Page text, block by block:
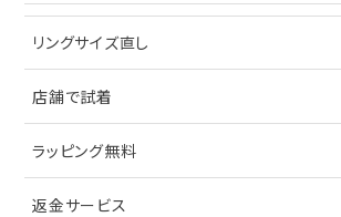
ブレスレット
ペンダントトップ
ブローチ
その他
イヤリング
ブレスレット
ペンダントトップ
ブローチ
キーケース
サングラス
シューズ
香水
オメガ
シャネル
タグホイヤー
カルティエ
ブルガリ
カルティエ
ウノアエレ
4℃
星
リボン
花
リングサイズ直し
店舗で試着
ラッピング無料
返金サービス